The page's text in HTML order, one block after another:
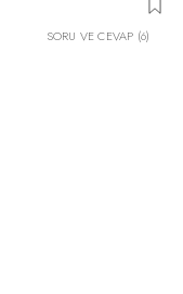
SORU VE CEVAP (6)